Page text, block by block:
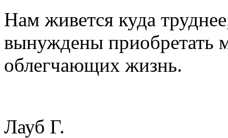
Нам живется куда
вынуждены приобретать
облегчающих жизнь.
Лауб Г.